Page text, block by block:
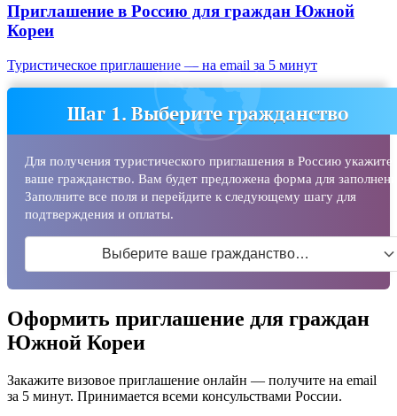
Приглашение в Россию для граждан Южной
Кореи
Туристическое приглашение — на email за 5 минут
Шаг 1. Выберите гражданство
Для получения туристического приглашения в Россию укажите
ваше гражданство. Вам будет предложена форма для
Заполните все поля и перейдите к следующему шагу для
подтверждения и оплаты.
Выберите ваше гражданство…
Оформить приглашение для граждан
Южной Кореи
Закажите визовое приглашение онлайн — получите на email
за 5 минут. Принимается всеми консульствами России.